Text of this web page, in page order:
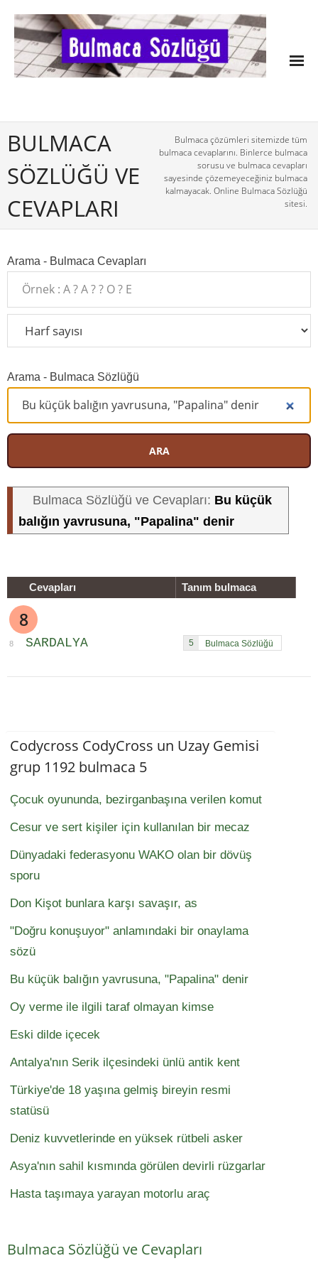
BULMACA
SÖZLÜĞÜ VE
CEVAPLARI
Bulmaca çözümleri sitemizde tüm
bulmaca cevaplarını. Binlerce bulmaca
sorusu ve bulmaca cevapları
sayesinde çözemeyeceğiniz bulmaca
kalmayacak. Online Bulmaca Sözlüğü
sitesi.
Arama - Bulmaca Cevapları
Arama - Bulmaca Sözlüğü
ARA
Bulmaca Sözlüğü ve Cevapları: Bu küçük
balığın yavrusuna, "Papalina" denir
Cevapları Tanım bulmaca
8
8 SARDALYA 5
Codycross CodyCross un Uzay Gemisi
grup 1192 bulmaca 5
Çocuk oyununda, bezirganbaşına verilen komut
Cesur ve sert kişiler için kullanılan bir mecaz
Dünyadaki federasyonu WAKO olan bir dövüş
sporu
Don Kişot bunlara karşı savaşır, as
"Doğru konuşuyor" anlamındaki bir onaylama
sözü
Bu küçük balığın yavrusuna, "Papalina" denir
Oy verme ile ilgili taraf olmayan kimse
Eski dilde içecek
Antalya'nın Serik ilçesindeki ünlü antik kent
Türkiye'de 18 yaşına gelmiş bireyin resmi
statüsü
Deniz kuvvetlerinde en yüksek rütbeli asker
Asya'nın sahil kısmında görülen devirli rüzgarlar
Hasta taşımaya yarayan motorlu araç
Bulmaca Sözlüğü ve Cevapları